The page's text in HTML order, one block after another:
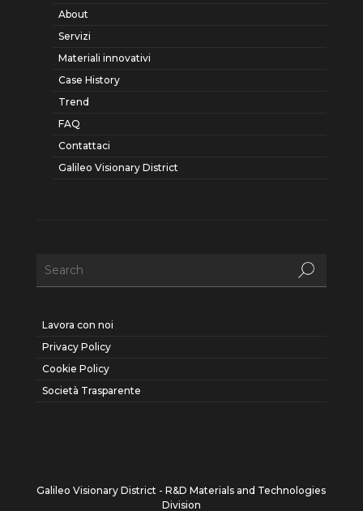
About
Servizi
Materiali innovativi
Case History
Trend
FAQ
Contattaci
Galileo Visionary District
Lavora con noi
Privacy Policy
Cookie Policy
Società Trasparente
Galileo Visionary District - R&D Materials and Technologies
Division